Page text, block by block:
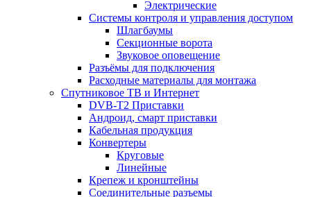
Электрические
Системы контроля и управления доступом
Шлагбаумы
Секционные ворота
Звуковое оповещение
Разъёмы для подключения
Расходные материалы для монтажа
Спутниковое ТВ и Интернет
DVB-Т2 Приставки
Андроид, смарт приставки
Кабельная продукция
Конвертеры
Круговые
Линейные
Крепеж и кронштейны
Соединительные разъемы